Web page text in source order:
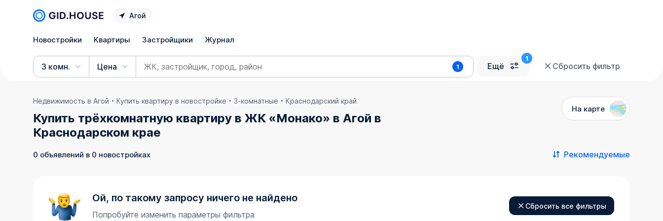
Агой
Новостройки Квартиры Застройщики Журнал
3 комн. Цена 1 Ещё Сбросить фильтр
Недвижимость в Агой Купить квартиру в новостройке 3-комнатные Краснодарский край
Купить трёхкомнатную квартиру в ЖК «Монако» в Агой в
Краснодарском крае
На карте
0 объявлений в 0 новостройках Рекомендуемые
Ой, по такому запросу ничего не найдено
Попробуйте изменить параметры фильтра
Сбросить все фильтры